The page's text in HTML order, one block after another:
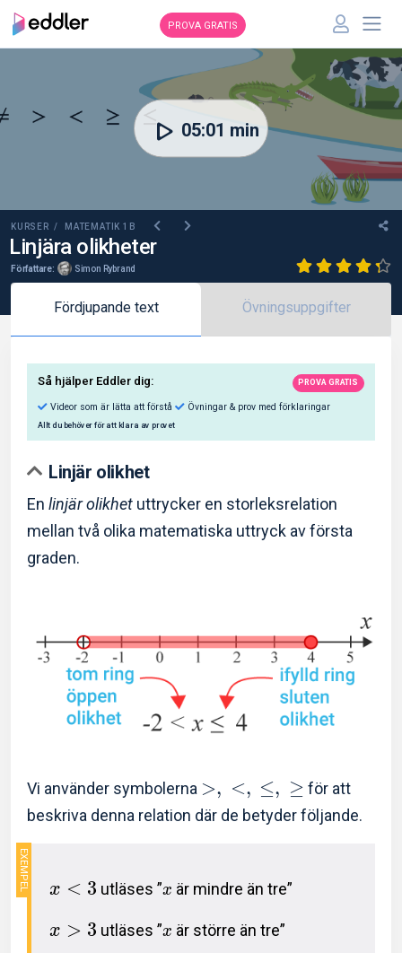
PROVA GRATIS
KURSER / MATEMATIK 1B
Linjära olikheter
Författare: Simon Rybrand
05:01 min
Fördjupande text Övningsuppgifter
Linjär olikhet
En linjär olikhet uttrycker en storleksrelation
mellan två olika matematiska uttryck av första
graden.
Vi använder symbolerna >, <, ≤, ≥ för att
beskriva denna relation där de betyder följande.
x < 3 utläses ”x är mindre än tre”
x > 3 utläses ”x är större än tre”